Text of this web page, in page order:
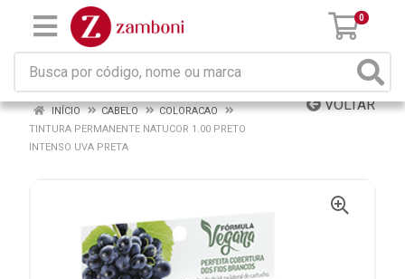
0
VOLTAR
INÍCIO CABELO
COLORACAO
TINTURA PERMANENTE NATUCOR 1.00 PRETO
INTENSO UVA PRETA